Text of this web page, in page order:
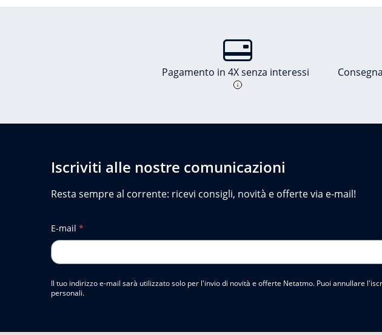
Pagamento in 4X senza interessi
Iscriviti alle nostre comunicazioni
Resta sempre al corrente: ricevi consigli, novità e offerte via e-mail!
E-mail *
Il tuo indirizzo e-mail sarà utilizzato solo per l'invio di novità e offerte Netatmo. Puoi annullare
personali.